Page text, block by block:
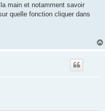
main et notamment savoir
quelle fonction cliquer dans